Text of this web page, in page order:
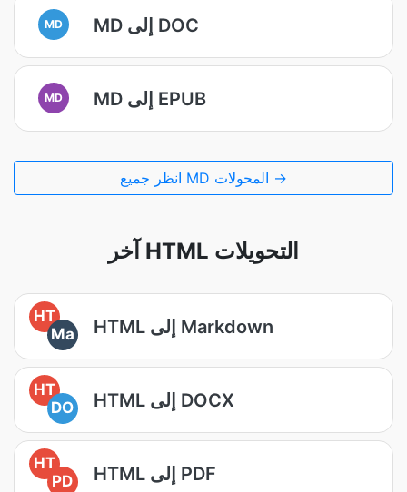
MD MD إلى DOC
MD MD إلى EPUB
انظر جميع MD المحولات →
آخر HTML التحويلات
HT
Ma
HTML إلى Markdown
HT
DO
HTML إلى DOCX
HT
PD
HTML إلى PDF